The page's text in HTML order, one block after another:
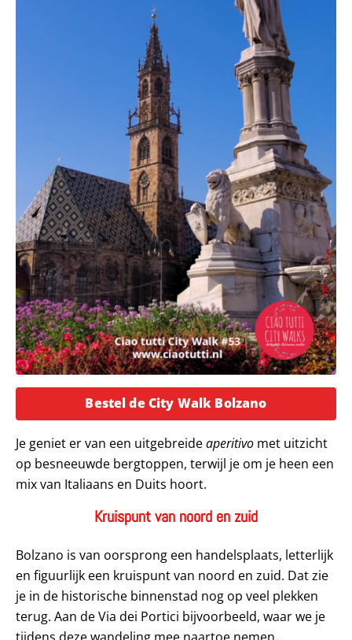
Bestel de City Walk BolzanoOpent in
Je geniet er van een uitgebreideaperitivo met uitzicht
op besneeuwde bergtoppen, terwijl je om je heen een
mix van Italiaans en Duits hoort.
Kruispunt van noord en zuid
Bolzano is van oorsprong een handelsplaats, letterlijk
en figuurlijk een kruispunt van noord en zuid. Dat zie
je in de historische binnenstad nog op veel plekken
terug. Aan de Via dei Portici bijvoorbeeld, waar we je